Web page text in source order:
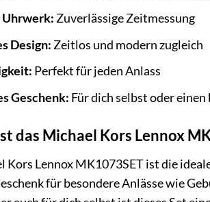
Uhrwerk: Zuverlässige Zeitmessung
Design: Zeitlos und modern zugleich
Perfekt für jeden Anlass
Geschenk: Für dich selbst oder
das Michael Kors Lennox
Kors Lennox MK1073SET ist die
für besondere Anlässe wie